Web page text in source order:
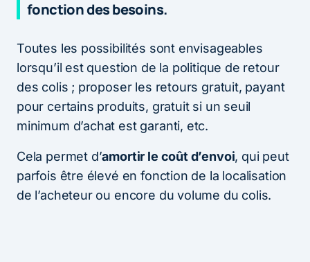
fonction des besoins.
Toutes les possibilités sont envisageables
lorsqu’il est question de la politique de retour
des colis ; proposer les retours gratuit, payant
pour certains produits, gratuit si un seuil
minimum d’achat est garanti, etc.
Cela permet d’amortir le coût d’envoi, qui peut
parfois être élevé en fonction de la localisation
de l’acheteur ou encore du volume du colis.